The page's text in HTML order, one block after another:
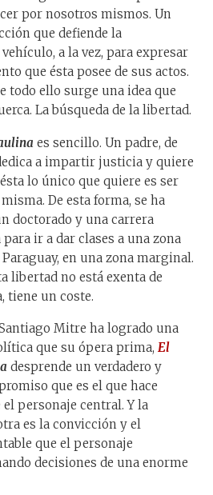
por nosotros mismos. Un
que defiende la
a la vez, para expresar
que ésta posee de sus actos.
todo ello surge una idea que
La búsqueda de la libertad.
es sencillo. Un padre, de
a impartir justicia y quiere
lo único que quiere es ser
De esta forma, se ha
doctorado y una carrera
ir a dar clases a una zona
en una zona marginal.
libertad no está exenta de
tiene un coste.
Mitre ha logrado una
que su ópera prima, El
desprende un verdadero y
que es el que hace
personaje central. Y la
es la convicción y el
que el personaje
decisiones de una enorme